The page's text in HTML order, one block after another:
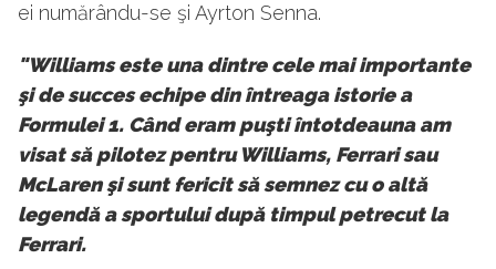
ei numărându-se şi Ayrton Senna.
"Williams este una dintre cele mai importante
şi de succes echipe din întreaga istorie a
Formulei 1. Când eram puşti întotdeauna am
visat să pilotez pentru Williams, Ferrari sau
McLaren şi sunt fericit să semnez cu o altă
legendă a sportului după timpul petrecut la
Ferrari.